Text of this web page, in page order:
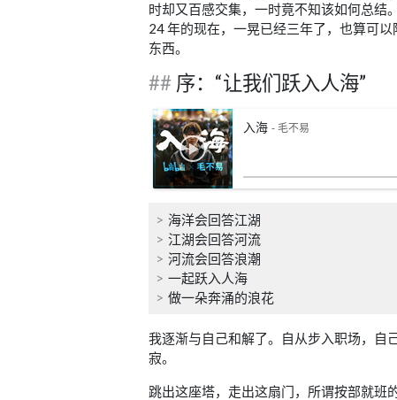
时却又百感交集，一时竟不知该如何总结
24 年的现在，一晃已经三年了，也算可
东西。
序：“让我们跃入人海”
入海 - 毛不易
海洋会回答江湖
江湖会回答河流
河流会回答浪潮
一起跃入人海
做一朵奔涌的浪花
我逐渐与自己和解了。自从步入职场，自
寂。
跳出这座塔，走出这扇门，所谓按部就班